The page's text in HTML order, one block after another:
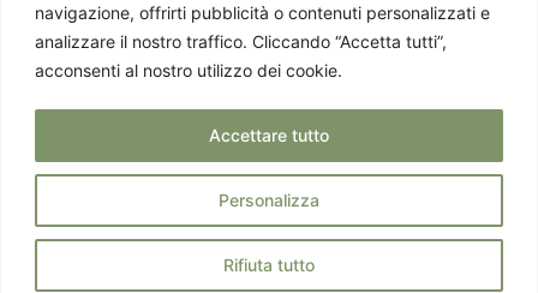
navigazione, offrirti pubblicità o contenuti personalizzati e
analizzare il nostro traffico. Cliccando “Accetta tutti”,
acconsenti al nostro utilizzo dei cookie.
Personalizza
Rifiuta tutto
Accettare tutto
© 2025 EMOTICIBO.
RISERVATI
Via Staurenghi 37 -
21100 Varese - P. IVA
Privacy Policy